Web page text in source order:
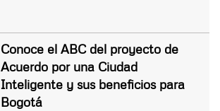
Conoce el ABC del proyecto de
Acuerdo por una Ciudad
Inteligente y sus beneficios para
Bogotá